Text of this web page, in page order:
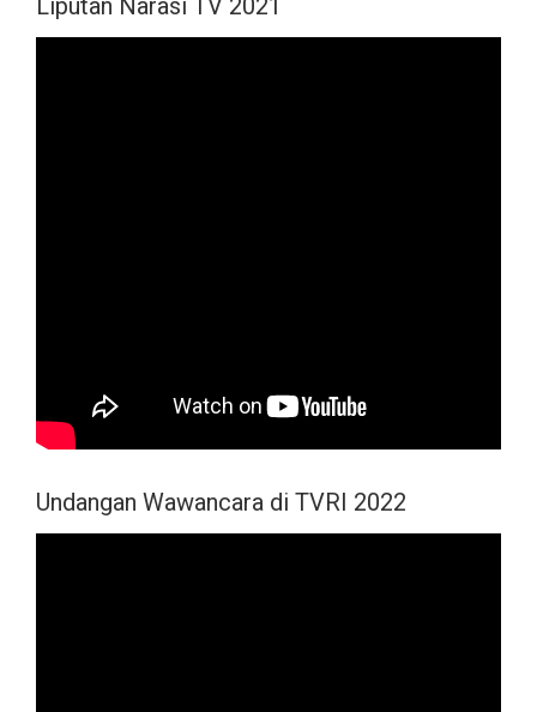
Liputan Narasi TV 2021
Undangan Wawancara di TVRI 2022